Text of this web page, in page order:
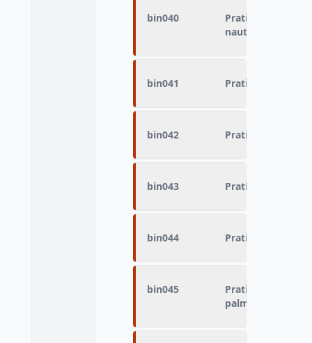
bin040
Pratique du
nautiques
bin041 Pratique du
bin042 Pratique du
bin043 Pratique du
bin044 Pratique du
bin045
Pratique du
palmes (Palmes,